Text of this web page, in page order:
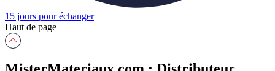
15 jours pour échanger
Haut de page